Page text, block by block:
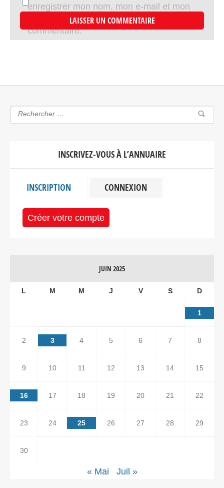
enregistrer mon nom, mon e-mail et mon
site dans le navigateur pour mon prochain
commentaire.
INSCRIVEZ-VOUS À L’ANNUAIRE
INSCRIPTION CONNEXION
Créer votre compte
JUIN 2025
L M M J V S D
1
2 3 4 5 6 7 8
9 10 11 12 13 14 15
16 17 18 19 20 21 22
23 24 25 26 27 28 29
30
« Mai Juil »